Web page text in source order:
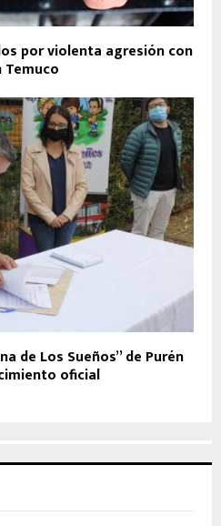
por violenta agresión con
de Los Sueños” de Purén
oficial